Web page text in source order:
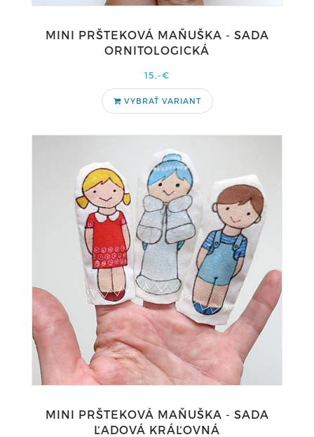
MINI PRŠTEKOVÁ MAŇUŠKA - SADA
ORNITOLOGICKÁ
15,-€
VYBRAŤ VARIANT
MINI PRŠTEKOVÁ MAŇUŠKA - SADA
ĽADOVÁ KRÁĽOVNÁ